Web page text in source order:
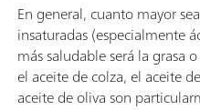
En general, cuanto mayor
insaturadas (especialmente
más saludable será la grasa
el aceite de colza, el aceite
aceite de oliva son